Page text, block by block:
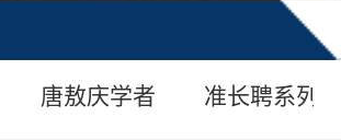
唐敖庆学者 准长聘系列